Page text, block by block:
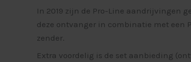
In 2019 zijn de Pro-Line aandrijvingen
deze ontvanger in combinatie met een
zender.
Extra voordelig is de set aanbieding